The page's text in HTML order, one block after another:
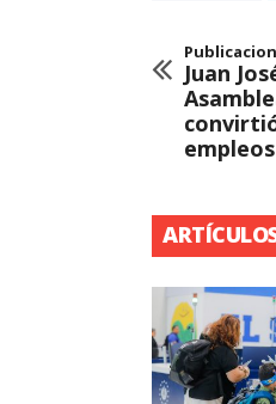
Juan
empleos